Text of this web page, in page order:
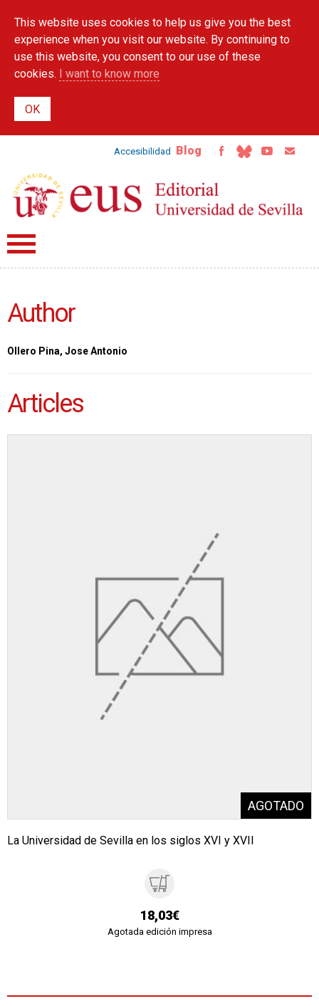
main
content
This website uses cookies to help us give you the best
experience when you visit our website. By continuing to
use this website, you consent to our use of these
cookies. I want to know more
Accesibilidad Blog
Author
Ollero Pina, Jose Antonio
Articles
La Universidad de Sevilla en los siglos XVI y XVII
18,03€
Agotada edición impresa